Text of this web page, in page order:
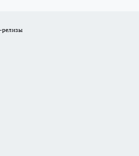
релизы